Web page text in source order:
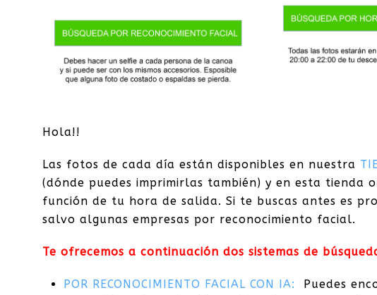
Hola!!
Las fotos de cada día están disponibles en nuestra
(dónde puedes imprimirlas también) y en esta
función de tu hora de salida. Si te buscas antes es
salvo algunas empresas por reconocimiento facial.
Te ofrecemos a continuación dos sistemas de
POR RECONOCIMIENTO FACIAL CON IA:
Puedes